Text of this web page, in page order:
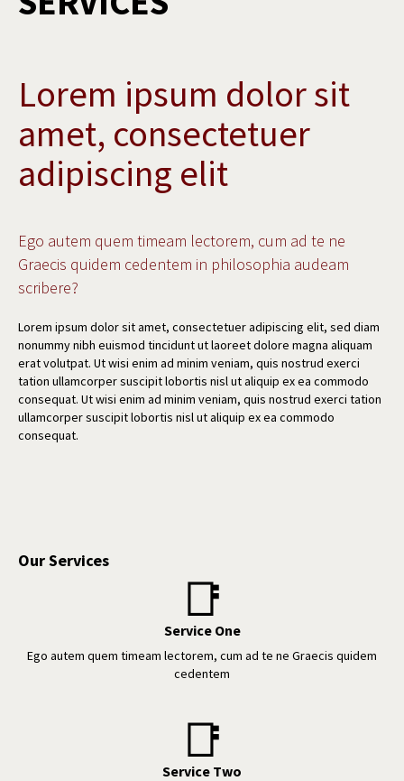
Lorem ipsum dolor sit
amet, consectetuer
adipiscing elit
Ego autem quem timeam lectorem, cum ad te ne
Graecis quidem cedentem in philosophia audeam
scribere?
Lorem ipsum dolor sit amet, consectetuer adipiscing elit, sed diam
nonummy nibh euismod tincidunt ut laoreet dolore magna aliquam
erat volutpat. Ut wisi enim ad minim veniam, quis nostrud exerci
tation ullamcorper suscipit lobortis nisl ut aliquip ex ea commodo
consequat. Ut wisi enim ad minim veniam, quis nostrud exerci tation
ullamcorper suscipit lobortis nisl ut aliquip ex ea commodo
consequat.
Our Services
📑
Service One
Ego autem quem timeam lectorem, cum ad te ne Graecis quidem
cedentem
📑
Service Two